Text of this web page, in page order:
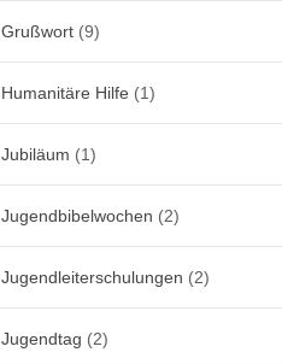
Grußwort (9)
Humanitäre Hilfe (1)
Jubiläum (1)
Jugendbibelwochen (2)
Jugendleiterschulungen (2)
Jugendtag (2)